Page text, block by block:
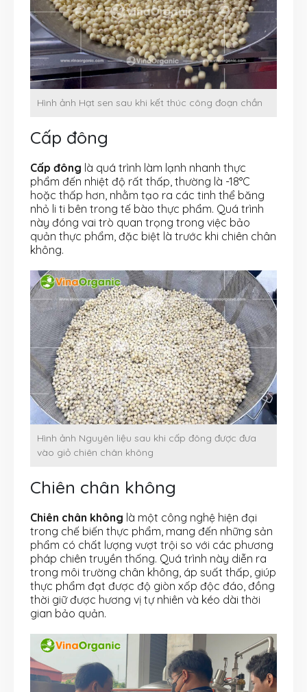
Hình ảnh Hạt sen sau khi kết thúc công đoạn chần
Cấp đông
Cấp đông là quá trình làm lạnh nhanh thực
phẩm đến nhiệt độ rất thấp, thường là -18°C
hoặc thấp hơn, nhằm tạo ra các tinh thể băng
nhỏ li ti bên trong tế bào thực phẩm. Quá trình
này đóng vai trò quan trọng trong việc bảo
quản thực phẩm, đặc biệt là trước khi chiên chân
không.
Hình ảnh Nguyên liệu sau khi cấp đông được đưa
vào giỏ chiên chân không
Chiên chân không
Chiên chân không là một công nghệ hiện đại
trong chế biến thực phẩm, mang đến những sản
phẩm có chất lượng vượt trội so với các phương
pháp chiên truyền thống. Quá trình này diễn ra
trong môi trường chân không, áp suất thấp, giúp
thực phẩm đạt được độ giòn xốp độc đáo, đồng
thời giữ được hương vị tự nhiên và kéo dài thời
gian bảo quản.